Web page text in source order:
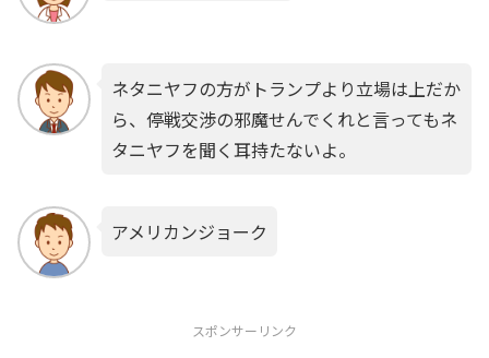
ネタニヤフの方がトランプより立場は上だか
ら、停戦交渉の邪魔せんでくれと言ってもネ
タニヤフを聞く耳持たないよ。
アメリカンジョーク
スポンサーリンク